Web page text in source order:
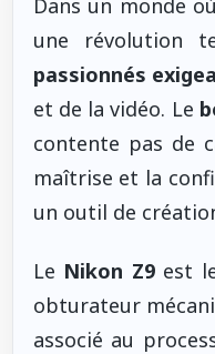
une révolution
passionnés
et de la vidéo. Le
contente pas de
maîtrise et la
un outil de
Le Nikon Z9est le
obturateur
associé au